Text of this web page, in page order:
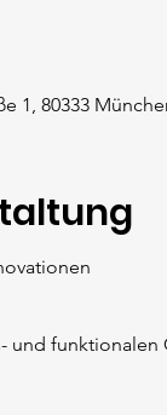
1, 80333
und